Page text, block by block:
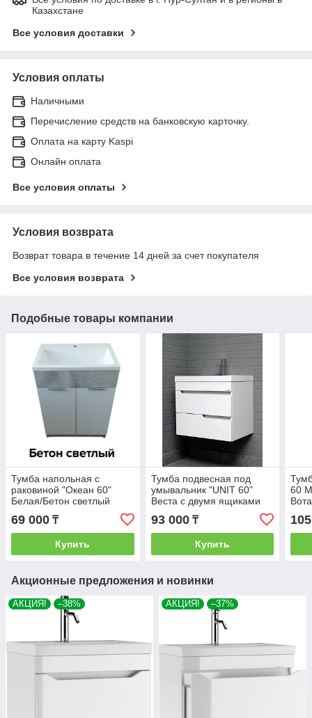
Казахстане
Все условия доставки
Условия оплаты
Наличными
Перечисление средств на банковскую карточку.
Оплата на карту Kaspi
Онлайн оплата
Все условия оплаты
Условия возврата
Возврат товара в течение 14 дней за счет покупателя
Все условия возврата
Подобные товары компании
Тумба напольная с
раковиной "Океан 60"
Белая/Бетон светлый
69 000 ₸
Купить
Тумба подвесная под
умывальник "UNIT 60"
Веста с двумя ящиками
В2 Айсберг
93 000₸
Купить
60
Акционные предложения и новинки
АКЦИЯ! –38% АКЦИЯ! –37%